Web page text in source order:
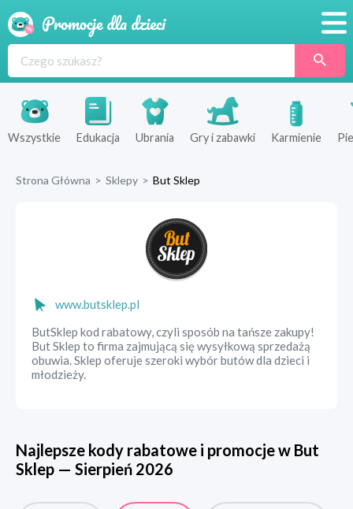
Produkty
Sklepy
Wszystkie Edukacja Ubrania Gry i zabawki Karmienie
Strona Główna > Sklepy > But Sklep
www.butsklep.pl
ButSklep kod rabatowy, czyli sposób na tańsze zakupy!
But Sklep to firma zajmującą się wysyłkową sprzedażą
obuwia. Sklep oferuje szeroki wybór butów dla dzieci i
młodzieży.
Najlepsze kody rabatowe i promocje w But
Sklep — Sierpień 2026